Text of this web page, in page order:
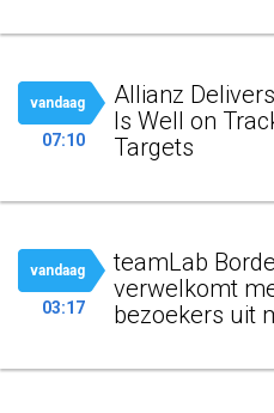
vandaag
07:10
Allianz
Is Well on
Targets
vandaag
03:17
teamLab
verwelkomt
bezoekers uit